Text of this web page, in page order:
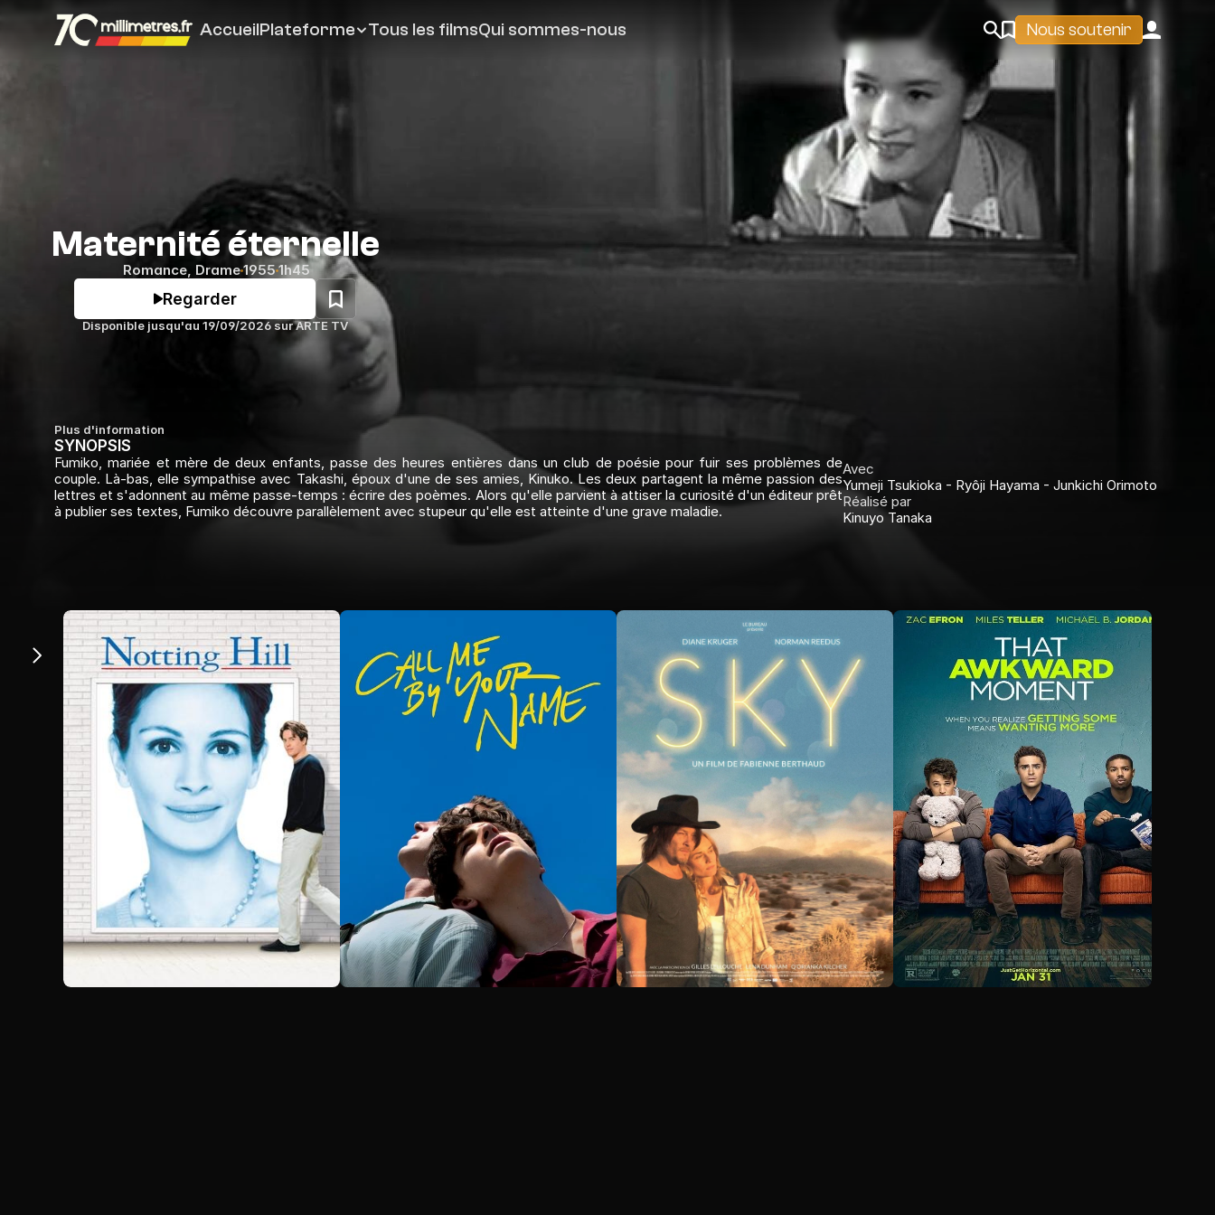
AccueilPlateforme Tous les filmsQui sommes-nous Nous soutenir
Regarder
Disponible jusqu'au sur
19/09/2026 ARTE TV
Maternité éternelle
Romance, Drame 1h45
1955
Plus d'information
Fumiko, mariée et mère de deux enfants, passe des heures entières dans un club de poésie pour fuir ses problèmes de
couple. Là-bas, elle sympathise avec Takashi, époux d'une de ses amies, Kinuko. Les deux partagent la même passion des
lettres et s'adonnent au même passe-temps : écrire des poèmes. Alors qu'elle parvient à attiser la curiosité d'un éditeur prêt
à publier ses textes, Fumiko découvre parallèlement avec stupeur qu'elle est atteinte d'une grave maladie.
SYNOPSIS
Yumeji Tsukioka - Ryôji Hayama - Junkichi Orimoto
Avec
Réalisé par
Kinuyo Tanaka